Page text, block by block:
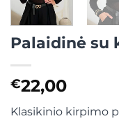
Palaidinė su
€22,00
Klasikinio kirpimo